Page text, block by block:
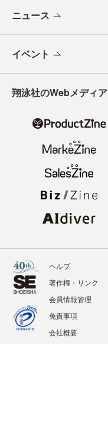
ニュース
イベント
翔泳社のWebメディア
ヘルプ
著作権・リンク
会員情報管理
免責事項
会社概要